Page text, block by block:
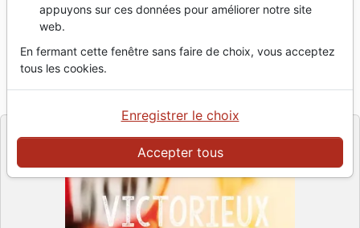
Ce que vous avez toujours espéré de
votre vie chrétienne!
Auteur :Steve McVey
appuyons sur ces données pour améliorer notre site
web.
En fermant cette fenêtre sans faire de choix, vous acceptez
tous les cookies.
Accepter tous
Enregistrer le choix